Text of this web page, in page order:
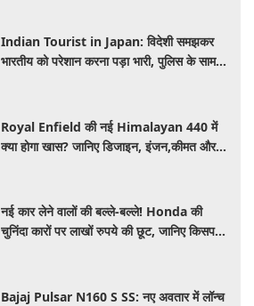
Indian Tourist in Japan: विदेशी समझकर
भारतीय को परेशान करना पड़ा भारी, पुलिस के सामने
Royal Enfield की नई Himalayan 440 में
क्या होगा खास? जानिए डिजाइन, इंजन,कीमत और
नई कार लेने वालों की बल्ले-बल्ले! Honda की
चुनिंदा कारों पर लाखों रुपये की छूट, जानिए किसपर-
Bajaj Pulsar N160 S SS: नए अवतार में लॉन्च